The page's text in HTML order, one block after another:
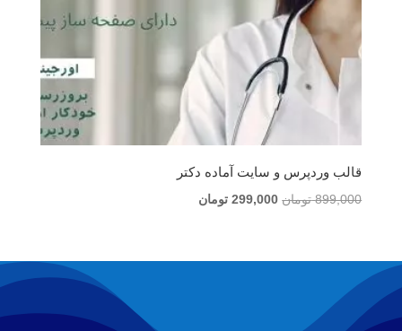
قالب وردپرس و سایت آماده دکتر
899,000 تومان قیمت
بود.
299,000 تومانقیمت
است.